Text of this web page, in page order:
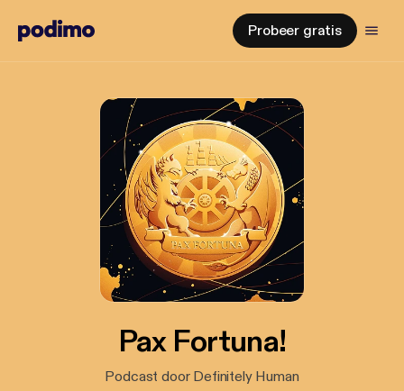
Probeer gratis
Pax Fortuna!
Podcast door Definitely Human